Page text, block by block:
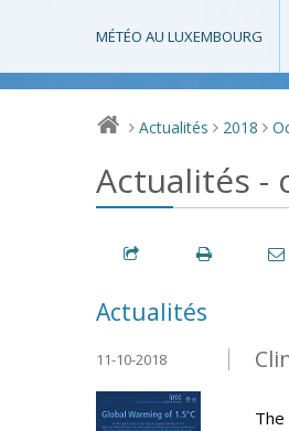
MÉTÉO AU LUXEMBOURG
> Actualités > 2018 >
Actualités -
Actualités
11-10-2018
The